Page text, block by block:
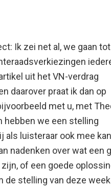
Ik zei net al, we gaan
uit het VN-verdrag
daarover praat ik dan op
met u, met
hebben we een stelling
als luisteraar ook mee kan
nadenken over wat een
of een goede
de stelling van deze